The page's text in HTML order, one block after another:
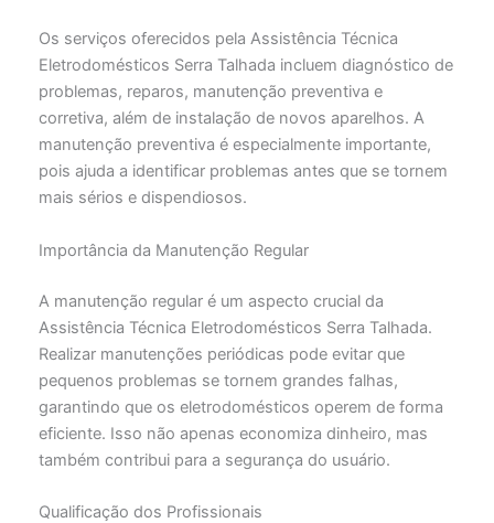
Os serviços oferecidos pela Assistência Técnica
Eletrodomésticos Serra Talhada incluem diagnóstico de
problemas, reparos, manutenção preventiva e
corretiva, além de instalação de novos aparelhos. A
manutenção preventiva é especialmente importante,
pois ajuda a identificar problemas antes que se tornem
mais sérios e dispendiosos.
Importância da Manutenção Regular
A manutenção regular é um aspecto crucial da
Assistência Técnica Eletrodomésticos Serra Talhada.
Realizar manutenções periódicas pode evitar que
pequenos problemas se tornem grandes falhas,
garantindo que os eletrodomésticos operem de forma
eficiente. Isso não apenas economiza dinheiro, mas
também contribui para a segurança do usuário.
Qualificação dos Profissionais